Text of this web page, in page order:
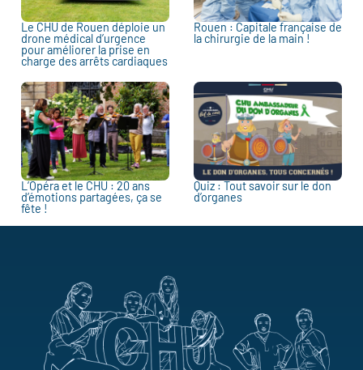
Le CHU de Rouen déploie un
drone médical d’urgence
pour améliorer la prise en
charge des arrêts cardiaques
Rouen : Capitale française de
la chirurgie de la main !
L’Opéra et le CHU : 20 ans
d’émotions partagées, ça se
fête !
Quiz : Tout savoir sur le don
d’organes